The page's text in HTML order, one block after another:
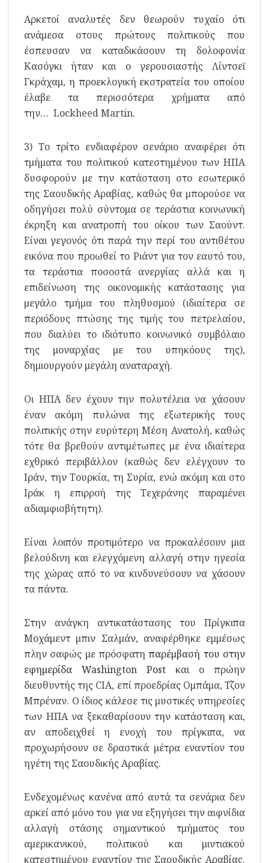
Αρκετοί αναλυτές δεν θεωρούν τυχαίο ότι
ανάμεσα στους πρώτους πολιτικούς που
έσπευσαν να καταδικάσουν τη δολοφονία
Κασόγκι ήταν και ο γερουσιαστής Λίντσεϊ
Γκράχαμ, η προεκλογική εκστρατεία του οποίου
έλαβε τα περισσότερα χρήματα από
την… Lockheed Martin.
3) Το τρίτο ενδιαφέρον σενάριο αναφέρει ότι
τμήματα του πολιτικού κατεστημένου των ΗΠΑ
δυσφορούν με την κατάσταση στο εσωτερικό
της Σαουδικής Αραβίας, καθώς θα μπορούσε να
οδηγήσει πολύ σύντομα σε τεράστια κοινωνική
έκρηξη και ανατροπή του οίκου των Σαούντ.
Είναι γεγονός ότι παρά την περί του αντιθέτου
εικόνα που προωθεί το Ριάντ για τον εαυτό του,
τα τεράστια ποσοστά ανεργίας αλλά και η
επιδείνωση της οικονομικής κατάστασης για
μεγάλο τμήμα του πληθυσμού (ιδιαίτερα σε
περιόδους πτώσης της τιμής του πετρελαίου,
που διαλύει το ιδιότυπο κοινωνικό συμβόλαιο
της μοναρχίας με του υπηκόους της),
δημιουργούν μεγάλη αναταραχή.
Οι ΗΠΑ δεν έχουν την πολυτέλεια να χάσουν
έναν ακόμη πυλώνα της εξωτερικής τους
πολιτικής στην ευρύτερη Μέση Ανατολή, καθώς
τότε θα βρεθούν αντιμέτωπες με ένα ιδιαίτερα
εχθρικό περιβάλλον (καθώς δεν ελέγχουν το
Ιράν, την Τουρκία, τη Συρία, ενώ ακόμη και στο
Ιράκ η επιρροή της Τεχεράνης παραμένει
αδιαμφισβήτητη).
Είναι λοιπόν προτιμότερο να προκαλέσουν μια
βελούδινη και ελεγχόμενη αλλαγή στην ηγεσία
της χώρας από το να κινδυνεύσουν να χάσουν
τα πάντα.
Στην ανάγκη αντικατάστασης του Πρίγκιπα
Μοχάμεντ μπιν Σαλμάν, αναφέρθηκε εμμέσως
πλην σαφώς με πρόσφατηπαρέμβασή του στην
εφημερίδα Washington Post και ο πρώην
διευθυντής της CIA, επί προεδρίας Ομπάμα, Τζον
Μπρέναν. Ο ίδιος κάλεσε τις μυστικές υπηρεσίες
των ΗΠΑ να ξεκαθαρίσουν την κατάσταση και,
αν αποδειχθεί η ενοχή του πρίγκιπα, να
προχωρήσουν σε δραστικά μέτρα εναντίον του
ηγέτη της Σαουδικής Αραβίας.
Ενδεχομένως κανένα από αυτά τα σενάρια δεν
αρκεί από μόνο του για να εξηγήσει την αιφνίδια
αλλαγή στάσης σημαντικού τμήματος του
αμερικανικού, πολιτικού και μιντιακού
κατεστημένου εναντίον της Σαουδικής Αραβίας.